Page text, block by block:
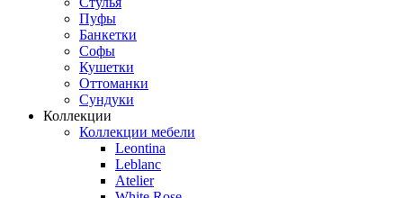
Пуфы
Банкетки
Софы
Кушетки
Оттоманки
Сундуки
Коллекции
Коллекции мебели
Leontina
Leblanc
Аtelier